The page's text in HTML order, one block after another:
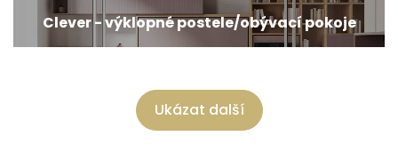
Clever - výklopné postele/obývací pokoje
Ukázat další